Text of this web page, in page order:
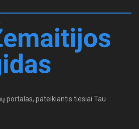
portalas, pateikiantis tiesiai Tau